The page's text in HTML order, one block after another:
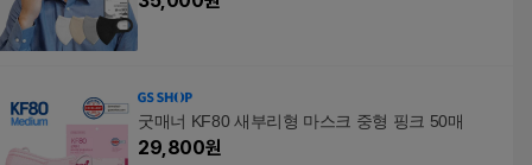
굿매너 KF80 새부리형 마스크 중형 핑크 50매
29,800원